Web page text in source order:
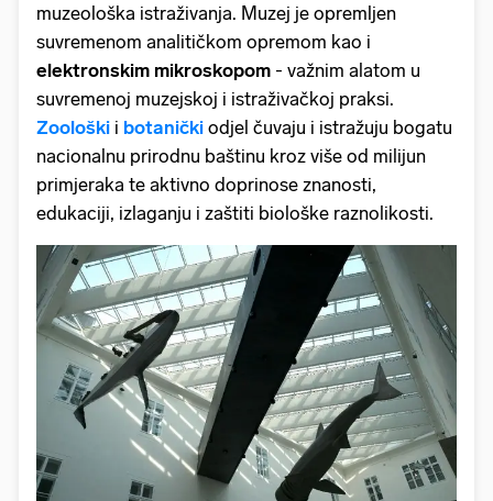
muzeološka istraživanja. Muzej je opremljen
suvremenom analitičkom opremom kao i
elektronskim mikroskopom - važnim alatom u
suvremenoj muzejskoj i istraživačkoj praksi.
Zoološki i botanički odjel čuvaju i istražuju bogatu
nacionalnu prirodnu baštinu kroz više od milijun
primjeraka te aktivno doprinose znanosti,
edukaciji, izlaganju i zaštiti biološke raznolikosti.